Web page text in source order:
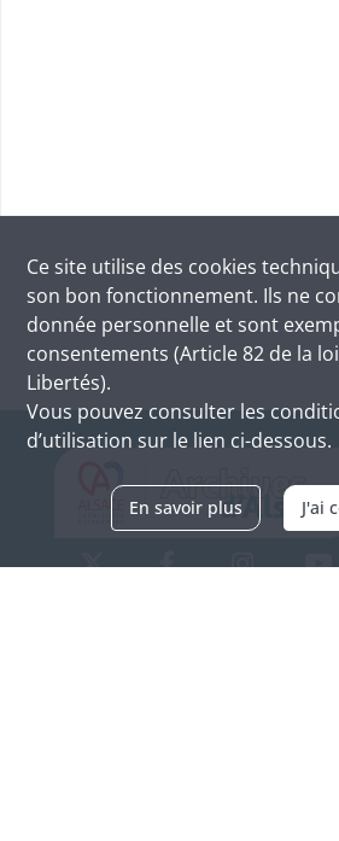
Ce site utilise des cookies
son bon fonctionnement. Ils ne
donnée personnelle et sont
consentements (Article 82 de la
Libertés).
Vous pouvez consulter les
d’utilisation sur le lien ci-dessous.
En savoir plus J'ai